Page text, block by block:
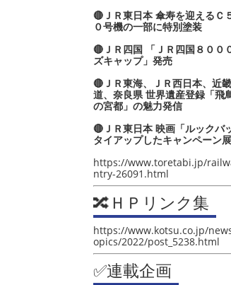
🔴ＪＲ東日本 傘寿を迎えるＣ
０号機の一部に特別塗装
🔴ＪＲ四国 「ＪＲ四国８００
ズキャップ」発売
🔴ＪＲ東海、ＪＲ西日本、近
道、奈良県 世界遺産登録「飛
の宮都」の魅力発信
🔴ＪＲ東日本 映画「ルックバ
タイアップしたキャンペーン
https://www.toretabi.jp/
ntry-26091.html
🔀ＨＰリンク集
https://www.kotsu.co.jp/
opics/2022/post_5238.html
✅連載企画